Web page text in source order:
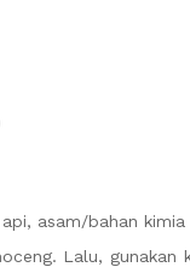
asam/bahan
Lalu,